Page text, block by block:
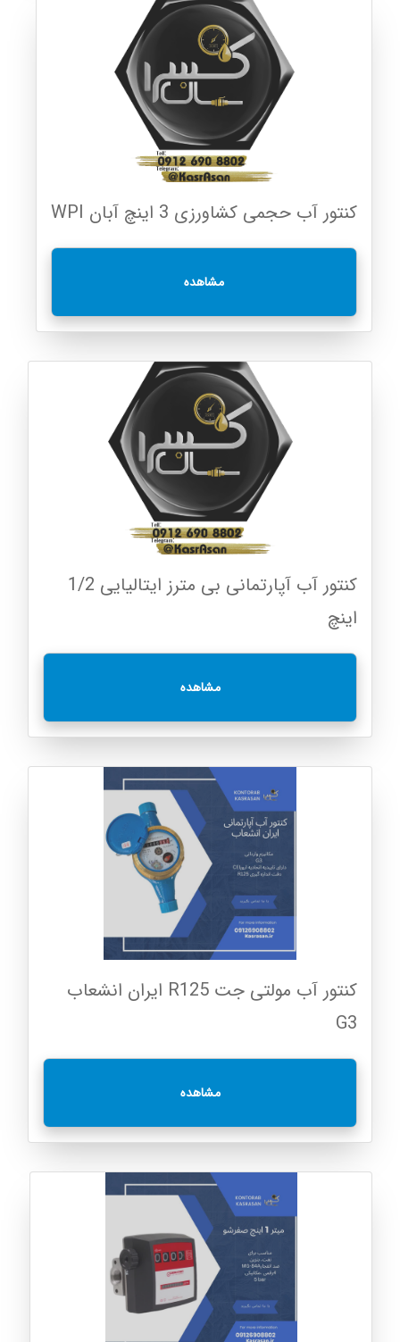
کنتور آب حجمی کشاورزی 3 اینچ آبان WPI
مشاهده
کنتور آب آپارتمانی بی مترز ایتالیایی 1/2
اینچ
مشاهده
کنتور آب مولتی جت R125 ایران انشعاب
G3
مشاهده